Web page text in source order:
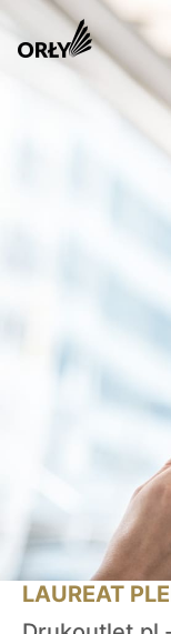
LAUREAT